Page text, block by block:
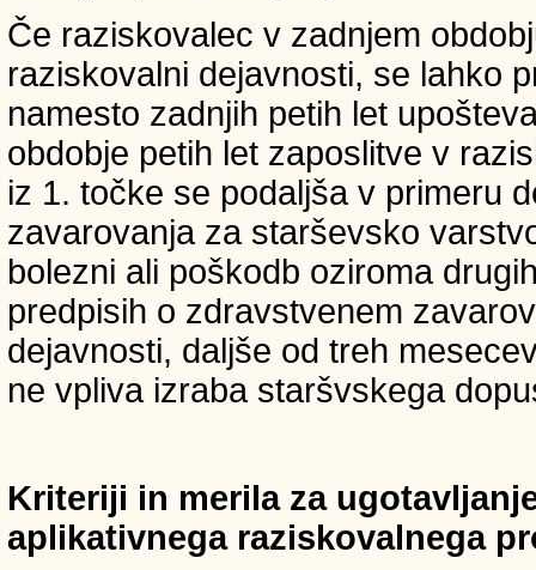
Če raziskovalec v zadnjem
raziskovalni dejavnosti, se lahko
namesto zadnjih petih let
obdobje petih let zaposlitve v
iz 1. točke se podaljša v primeru
zavarovanja za starševsko
bolezni ali poškodb oziroma
predpisih o zdravstvenem
dejavnosti, daljše od treh
ne vpliva izraba staršvskega
Kriteriji in merila za
aplikativnega raziskovalnega